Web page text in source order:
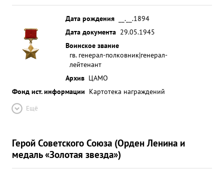
Дата рождения
__.__.1894
Дата документа 29.05.1945
Воинское звание
гв. генерал-полковник|генерал-
лейтенант
Архив ЦАМО
Фонд ист. информации Картотека награждений
Ещё
Герой Советского Союза (Орден Ленина и
медаль «Золотая звезда»)